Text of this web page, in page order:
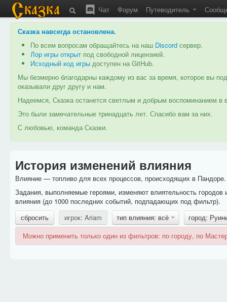
Чат Форум Путеводитель
Сказка навсегда остановлена.
По всем вопросам обращайтесь на наш Discord сервер.
Лор игры открыт под свободной лицензией.
Исходный код игры доступен на GitHub.
Мы безмерно благодарны каждому из вас за время, которое вы
оказывали друг другу и нам.
Надеемся, Сказка останется светлым и добрым воспоминанием
Это были замечательные тринадцать лет. Спасибо вам за них.
С любовью, команда Сказки.
История изменений влияния
Влияние — топливо для всех процессов, происходящих в
Задания, выполняемые героями, изменяют влиятельность
влияния (до 1000 последних событий, подпадающих под фильтр).
сбросить
игрок: Ariam тип влияния: всё
город:
Можно применить только один из фильтров: по городу, по